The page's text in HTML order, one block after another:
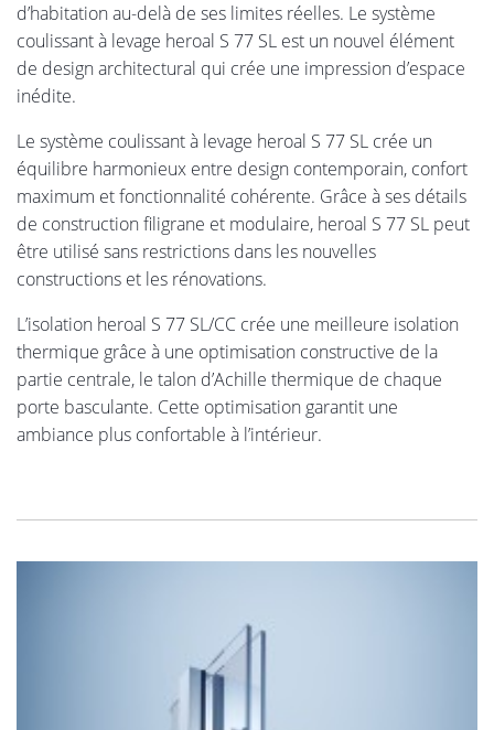
d’habitation au-delà de ses limites réelles. Le système
coulissant à levage heroal S 77 SL est un nouvel élément
de design architectural qui crée une impression d’espace
inédite.
Le système coulissant à levage heroal S 77 SL crée un
équilibre harmonieux entre design contemporain, confort
maximum et fonctionnalité cohérente. Grâce à ses détails
de construction filigrane et modulaire, heroal S 77 SL peut
être utilisé sans restrictions dans les nouvelles
constructions et les rénovations.
L’isolation heroal S 77 SL/CC crée une meilleure isolation
thermique grâce à une optimisation constructive de la
partie centrale, le talon d’Achille thermique de chaque
porte basculante. Cette optimisation garantit une
ambiance plus confortable à l’intérieur.